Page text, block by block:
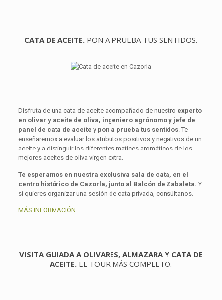
CATA DE ACEITE. PON A PRUEBA TUS SENTIDOS.
Disfruta de una cata de aceite acompañado de nuestro experto
en olivar y aceite de oliva, ingeniero agrónomo y jefe de
panel de cata de aceite y pon a prueba tus sentidos. Te
enseñaremos a evaluar los atributos positivos y negativos de un
aceite y a distinguir los diferentes matices aromáticos de los
mejores aceites de oliva virgen extra.
Te esperamos en nuestra exclusiva sala de cata, en el
centro histórico de Cazorla, junto al Balcón de Zabaleta. Y
si quieres organizar una sesión de cata privada, consúltanos.
MÁS INFORMACIÓN
VISITA GUIADA A OLIVARES, ALMAZARA Y CATA DE
ACEITE. EL TOUR MÁS COMPLETO.